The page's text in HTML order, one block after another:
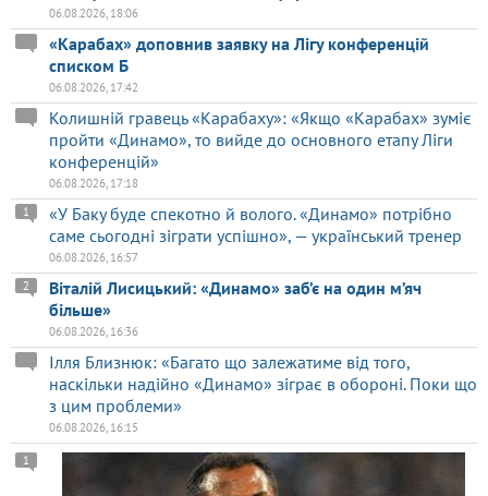
06.08.2026, 18:06
«Карабах» доповнив заявку на Лігу конференцій
списком Б
06.08.2026, 17:42
Колишній гравець «Карабаху»: «Якщо «Карабах» зуміє
пройти «Динамо», то вийде до основного етапу Ліги
конференцій»
06.08.2026, 17:18
«У Баку буде спекотно й волого. «Динамо» потрібно
саме сьогодні зіграти успішно», — український тренер
1
06.08.2026, 16:57
Віталій Лисицький: «Динамо» заб’є на один м’яч
більше»
2
06.08.2026, 16:36
Ілля Близнюк: «Багато що залежатиме від того,
наскільки надійно «Динамо» зіграє в обороні. Поки що
з цим проблеми»
06.08.2026, 16:15
1